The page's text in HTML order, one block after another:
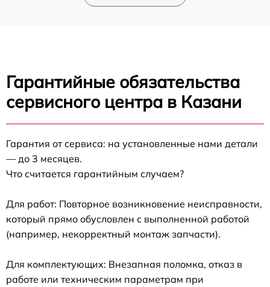
Гарантийные обязательства
сервисного центра в Казани
Гарантия от сервиса: на установленные нами детали
— до 3 месяцев.
Что считается гарантийным случаем?
Для работ: Повторное возникновение неисправности,
который прямо обусловлен с выполненной работой
(например, некорректный монтаж запчасти).
Для комплектующих: Внезапная поломка, отказ в
работе или техническим параметрам при